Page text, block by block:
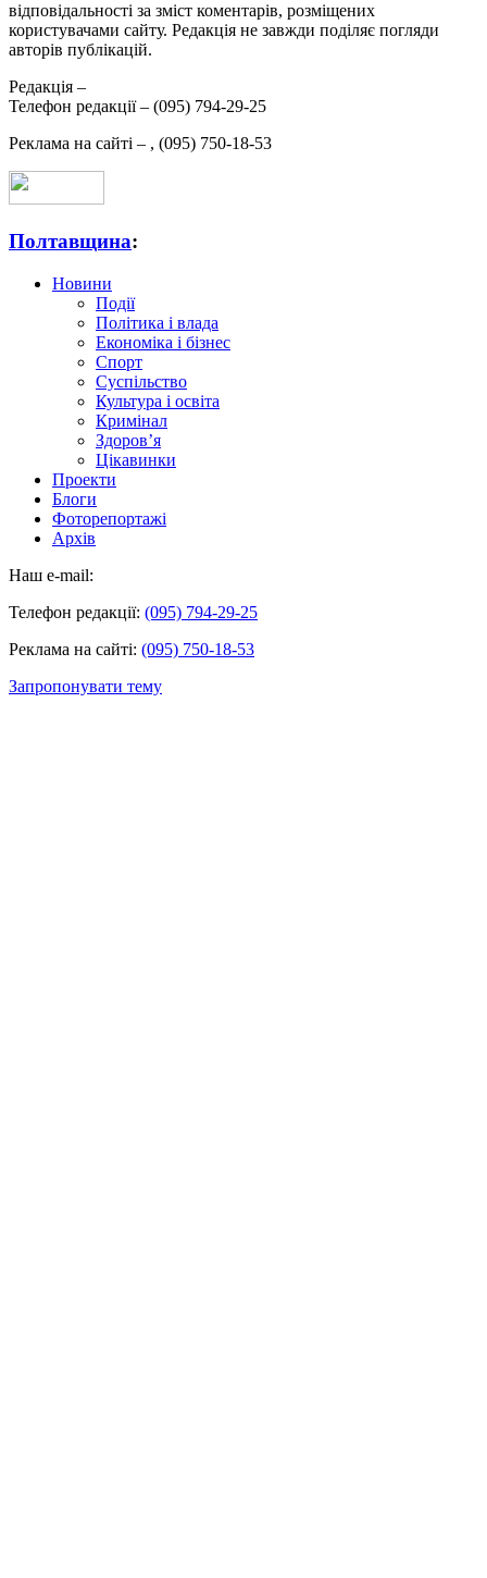
відповідальності за зміст коментарів, розміщених
користувачами сайту. Редакція не завжди поділяє погляди
авторів публікацій.
Редакція –
Телефон редакції – (095) 794-29-25
Реклама на сайті – , (095) 750-18-53
Полтавщина:
Новини
Події
Політика і влада
Економіка і бізнес
Спорт
Суспільство
Культура і освіта
Кримінал
Здоров’я
Цікавинки
Проекти
Блоги
Фоторепортажі
Архів
Наш e-mail:
Телефон редакції: (095) 794-29-25
Реклама на сайті: (095) 750-18-53
Запропонувати тему